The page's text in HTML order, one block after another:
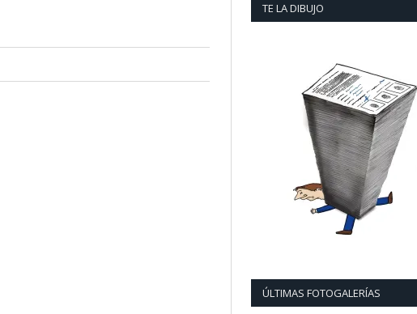
TE LA DIBUJO
ÚLTIMAS FOTOGALERÍAS